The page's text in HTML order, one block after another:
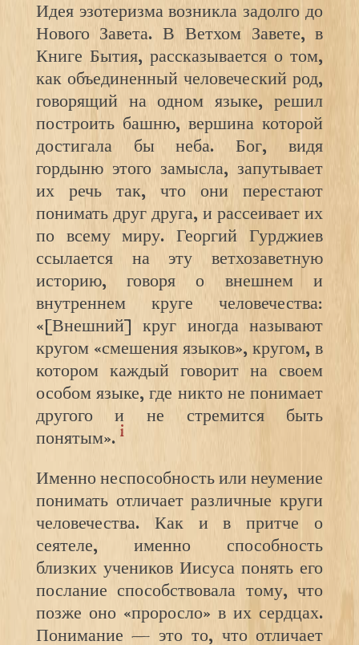
Идея эзотеризма возникла задолго до
Нового Завета. В Ветхом Завете, в
Книге Бытия, рассказывается о том,
как объединенный человеческий род,
говорящий на одном языке, решил
построить башню, вершина которой
достигала бы неба. Бог, видя
гордыню этого замысла, запутывает
их речь так, что они перестают
понимать друг друга, и рассеивает их
по всему миру. Георгий Гурджиев
ссылается на эту ветхозаветную
историю, говоря о внешнем и
внутреннем круге человечества:
«[Внешний] круг иногда называют
кругом «смешения языков», кругом, в
котором каждый говорит на своем
особом языке, где никто не понимает
другого и не стремится быть
понятым». i
Именно неспособность или неумение
понимать отличает различные круги
человечества. Как и в притче о
сеятеле, именно способность
близких учеников Иисуса понять его
послание способствовала тому, что
позже оно «проросло» в их сердцах.
Понимание — это то, что отличает